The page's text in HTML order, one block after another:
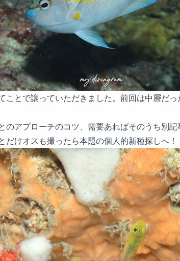
ことで譲っていただきました。前回は中層だ
のアプローチのコツ、需要あればそのうち別記
だけオスも撮ったら本題の個人的新種探しへ！